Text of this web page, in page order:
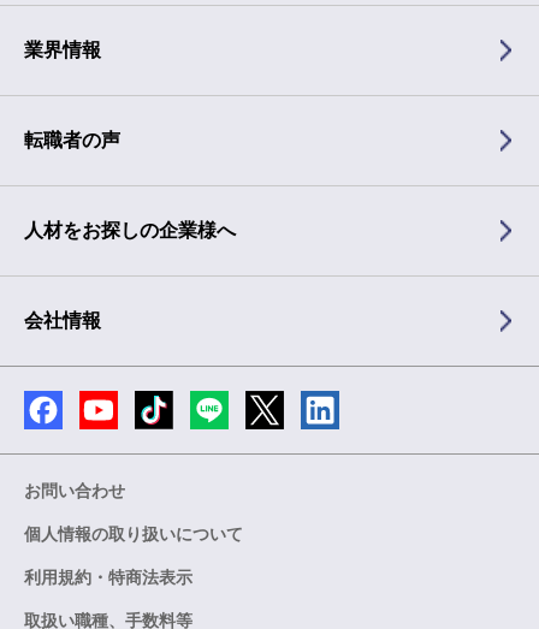
業界情報
転職者の声
人材をお探しの企業様へ
会社情報
お問い合わせ
個人情報の取り扱いについて
利用規約・特商法表示
取扱い職種、手数料等